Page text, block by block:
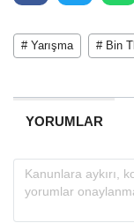
# Yarışma # Bin Tl
YORUMLAR